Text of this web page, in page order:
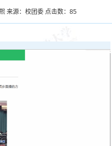
来源：校团委 点击数： 85